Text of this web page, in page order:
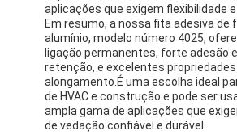
Fita resistente ao calor da isolação
Fita adesiva de pano de vidro
Fita adesiva do filme do Polyimide
Fita de esparadrapo da folha de
aplicações que exigem flexibilidade
Em resumo, a nossa fita adesiva de
alumínio, modelo número 4025,
ligação permanentes, forte adesão
retenção, e excelentes propriedades
alongamento.É uma escolha ideal
de HVAC e construção e pode ser
ampla gama de aplicações que
de vedação confiável e durável.